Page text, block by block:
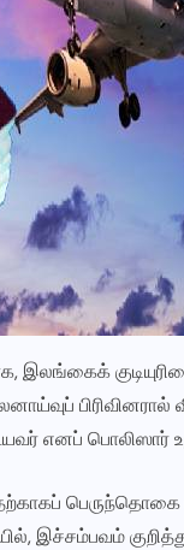
எனப் பொலிஸார்
இச்சம்பவம்